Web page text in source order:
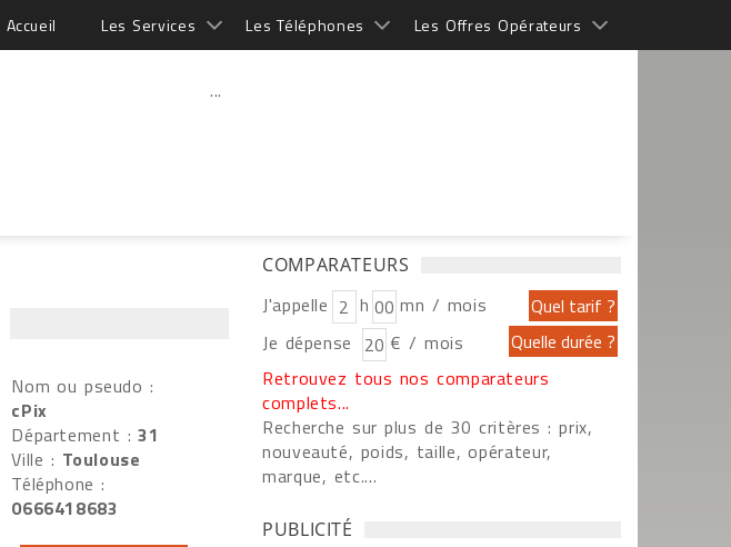
Accueil Les Services Les Téléphones Les Offres Opérateurs
...
Nom ou pseudo :
cPix
Département :31
Ville : Toulouse
Téléphone :
0666418683
COMPARATEURS
J'appelle h
mn / mois
Je dépense
€ / mois
Retrouvez tous nos comparateurs
complets...
Recherche sur plus de 30 critères : prix,
nouveauté, poids, taille, opérateur,
marque, etc....
PUBLICITÉ